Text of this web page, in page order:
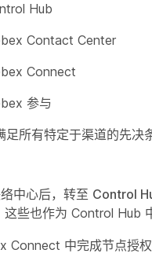
Hub
Contact Center
Connect
参与
足所有特定于渠道的先决
中心后，转至 Control
些也作为 Control Hub
Connect 中完成节点授权